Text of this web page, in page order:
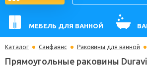
МЕБЕЛЬ ДЛЯ ВАННОЙ
Каталог Санфаянс Раковины для ванной
Прямоугольные раковины